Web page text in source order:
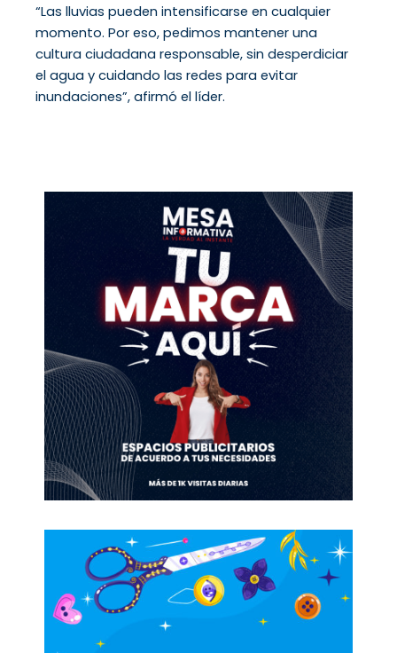
“Las lluvias pueden intensificarse en cualquier
momento. Por eso, pedimos mantener una
cultura ciudadana responsable, sin desperdiciar
el agua y cuidando las redes para evitar
inundaciones”, afirmó el líder.